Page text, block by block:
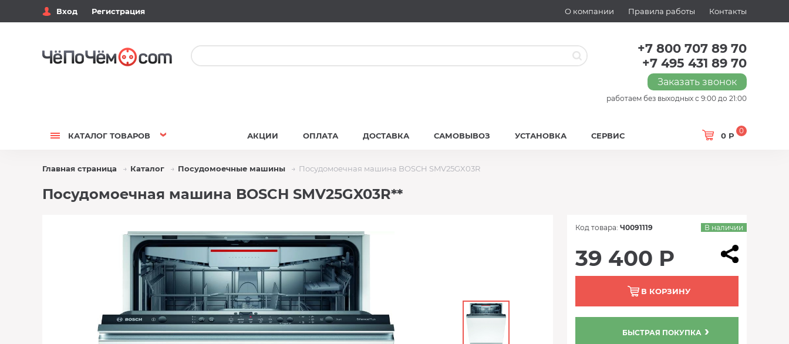
Вход Регистрация О компании Правила работы Контакты
+7 800 707 89 70
+7 495 431 89 70
Заказать звонок
работаем без выходных с 9:00 до 21:00
КАТАЛОГ ТОВАРОВ 0 Р
0
АКЦИИ ОПЛАТА ДОСТАВКА САМОВЫВОЗ УСТАНОВКА СЕРВИС
Главная страница Каталог Посудомоечные машины Посудомоечная машина BOSCH SMV25GX03R
Посудомоечная машина BOSCH SMV25GX03R**
Код товара: Ч0091119 В наличии
39 400 Р
В КОРЗИНУ
БЫСТРАЯ ПОКУПКА